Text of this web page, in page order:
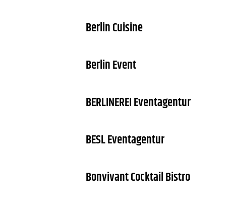
Berlin Cuisine
Berlin Event
BERLINEREI Eventagentur
BESL Eventagentur
Bonvivant Cocktail Bistro